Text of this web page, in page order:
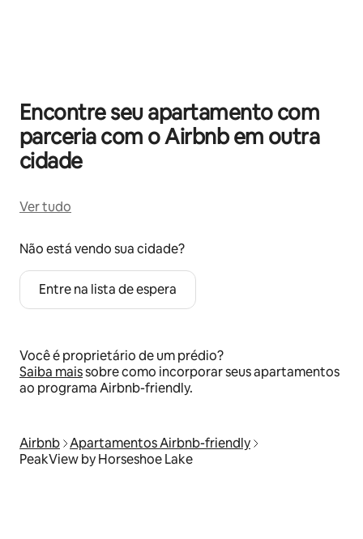
Encontre seu apartamento com
parceria com o Airbnb em outra
cidade
Ver tudo
Não está vendo sua cidade?
Entre na lista de espera
Você é proprietário de um prédio?
Saiba maissobre como incorporar seus apartamentos
ao programa Airbnb-friendly.
Airbnb Apartamentos Airbnb-friendly
PeakView by Horseshoe Lake